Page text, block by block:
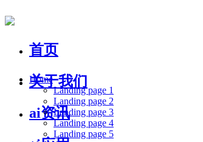
首页
关于我们
ai资讯
Home
Landing page 1
Landing page 2
Landing page 3
Landing page 4
Landing page 5